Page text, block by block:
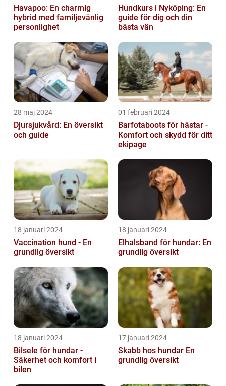
Havapoo: En charmig
hybrid med familjevänlig
personlighet
Hundkurs i Nyköping: En
guide för dig och din
bästa vän
28 maj 2024
Djursjukvård: En översikt
och guide
01 februari 2024
Barfotaboots för hästar -
Komfort och skydd för ditt
ekipage
18 januari 2024
Vaccination hund - En
grundlig översikt
18 januari 2024
Elhalsband för hundar: En
grundlig översikt
18 januari 2024
Bilsele för hundar -
Säkerhet och komfort i
bilen
17 januari 2024
Skabb hos hundar En
grundlig översikt